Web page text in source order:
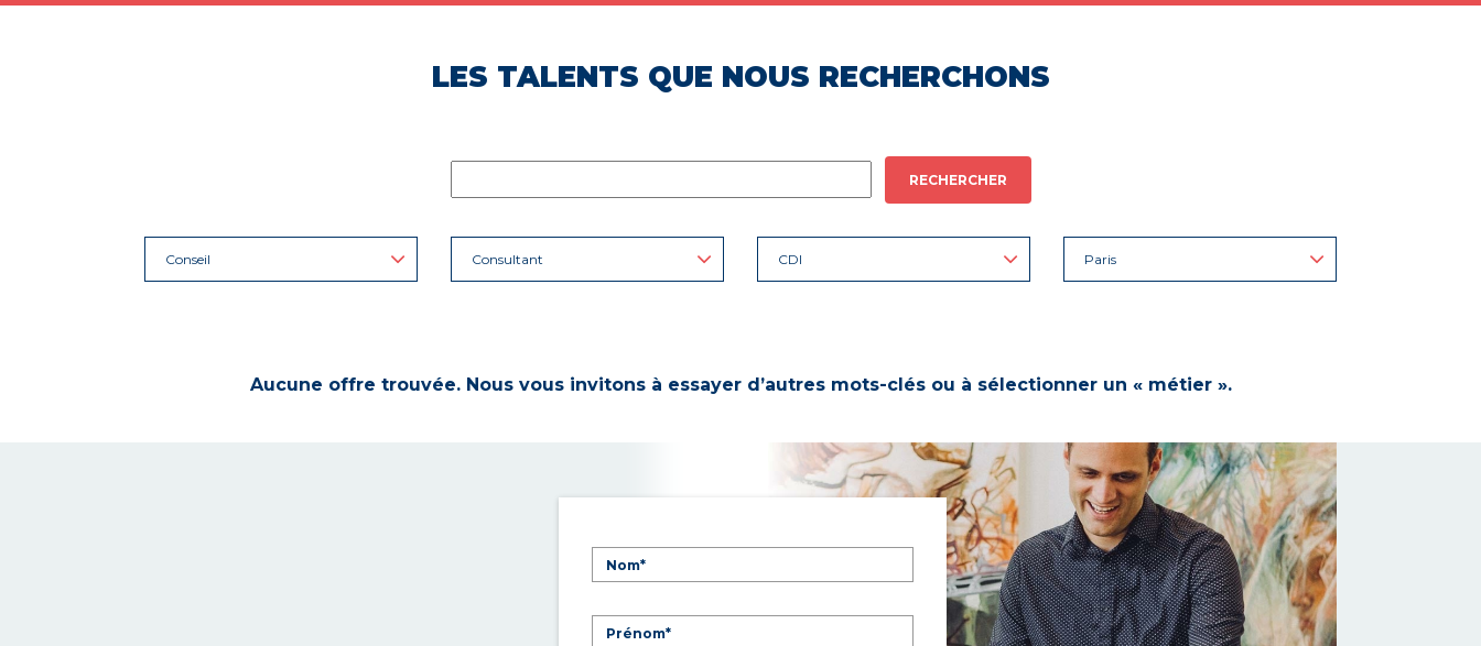
LES TALENTS QUE NOUS RECHERCHONS
RECHERCHER
Conseil Consultant CDI Paris
Aucune offre trouvée. Nous vous invitons à essayer d’autres mots-clés ou à sélectionner un « métier ».